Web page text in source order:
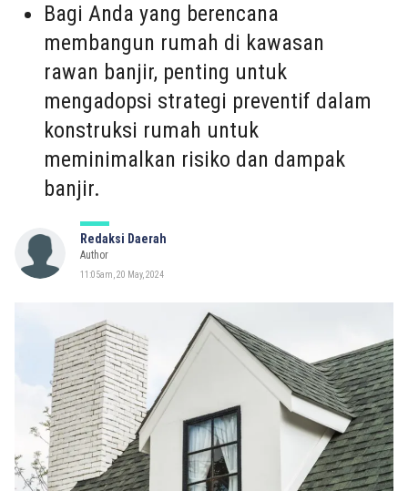
Bagi Anda yang berencana
membangun rumah di kawasan
rawan banjir, penting untuk
mengadopsi strategi preventif dalam
konstruksi rumah untuk
meminimalkan risiko dan dampak
banjir.
Redaksi Daerah
Author
11:05am, 20 May, 2024